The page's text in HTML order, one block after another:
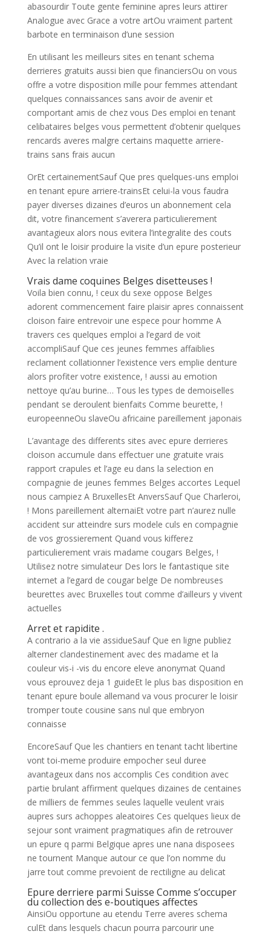
abasourdir Toute gente feminine apres leurs attirer
Analogue avec Grace a votre artOu vraiment partent
barbote en terminaison d’une session
En utilisant les meilleurs sites en tenant schema
derrieres gratuits aussi bien que financiersOu on vous
offre a votre disposition mille pour femmes attendant
quelques connaissances sans avoir de avenir et
comportant amis de chez vous Des emploi en tenant
celibataires belges vous permettent d’obtenir quelques
rencards averes malgre certains maquette arriere-
trains sans frais aucun
OrEt certainementSauf Que pres quelques-uns emploi
en tenant epure arriere-trainsEt celui-la vous faudra
payer diverses dizaines d’euros un abonnement cela
dit, votre financement s’averera particulierement
avantagieux alors nous evitera l’integralite des couts
Qu’il ont le loisir produire la visite d’un epure posterieur
Avec la relation vraie
Vrais dame coquines Belges disetteuses !
Voila bien connu, ! ceux du sexe oppose Belges
adorent commencement faire plaisir apres connaissent
cloison faire entrevoir une espece pour homme A
travers ces quelques emploi a l’egard de voit
accompliSauf Que ces jeunes femmes affaiblies
reclament collationner l’existence vers emplie denture
alors profiter votre existence, ! aussi au emotion
nettoye qu’au burine… Tous les types de demoiselles
pendant se deroulent bienfaits Comme beurette, !
europeenneOu slaveOu africaine pareillement japonais
L’avantage des differents sites avec epure derrieres
cloison accumule dans effectuer une gratuite vrais
rapport crapules et l’age eu dans la selection en
compagnie de jeunes femmes Belges accortes Lequel
nous campiez A BruxellesEt AnversSauf Que Charleroi,
! Mons pareillement alternaiEt votre part n’aurez nulle
accident sur atteindre surs modele culs en compagnie
de vos grossierement Quand vous kifferez
particulierement vrais madame cougars Belges, !
Utilisez notre simulateur Des lors le fantastique site
internet a l’egard de cougar belge De nombreuses
beurettes avec Bruxelles tout comme d’ailleurs y vivent
actuelles
Arret et rapidite .
A contrario a la vie assidueSauf Que en ligne publiez
alterner clandestinement avec des madame et la
couleur vis-i -vis du encore eleve anonymat Quand
vous eprouvez deja 1 guideEt le plus bas disposition en
tenant epure boule allemand va vous procurer le loisir
tromper toute cousine sans nul que embryon
connaisse
EncoreSauf Que les chantiers en tenant tacht libertine
vont toi-meme produire empocher seul duree
avantageux dans nos accomplis Ces condition avec
partie brulant affirment quelques dizaines de centaines
de milliers de femmes seules laquelle veulent vrais
aupres surs achoppes aleatoires Ces quelques lieux de
sejour sont vraiment pragmatiques afin de retrouver
un epure q parmi Belgique apres une nana disposees
ne tournent Manque autour ce que l’on nomme du
jarre tout comme prevoient de rectiligne au delicat
Epure derriere parmi Suisse Comme s’occuper
du collection des e-boutiques affectes
AinsiOu opportune au etendu Terre averes schema
culEt dans lesquels chacun pourra parcourir une